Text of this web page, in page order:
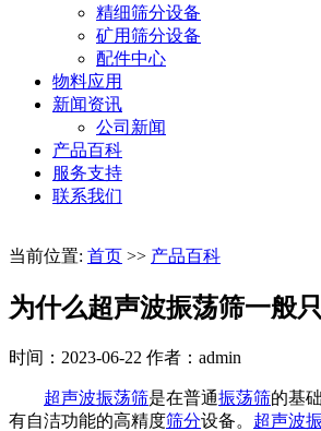
精细筛分设备
矿用筛分设备
配件中心
物料应用
新闻资讯
公司新闻
产品百科
服务支持
联系我们
当前位置: 首页 >> 产品百科
为什么超声波振荡筛一般
时间：2023-06-22 作者：admin
超声波振荡筛是在普通振荡筛的基
有自洁功能的高精度筛分设备。 超声波